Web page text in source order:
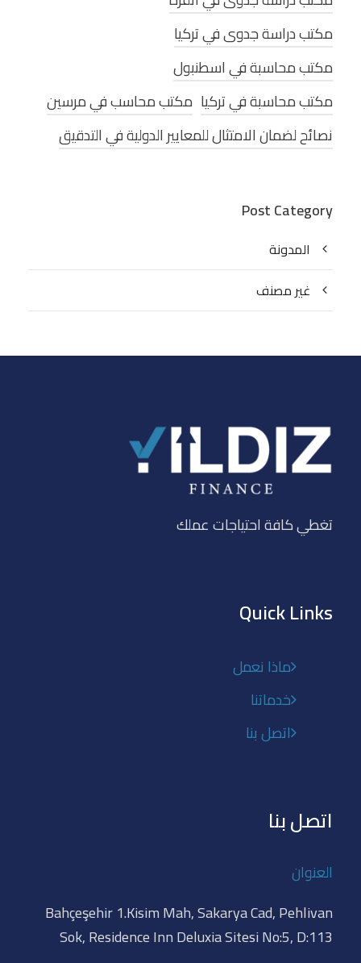
مكتب دراسة جدوى في تركيا
مكتب محاسبة في اسطنبول
مكتب محاسبة في تركيا مكتب محاسب في مرسين
نصائح لضمان الامتثال للمعايير الدولية في التدقيق
Post Category
المدونة
غير مصنف
تغطي كافة احتياجات عملك
Quick Links
ماذا نعمل
خدماتنا
اتصل بنا
اتصل بنا
العنوان
Bahçeşehir 1.Kisim Mah, Sakarya Cad, Pehlivan
Sok, Residence Inn Deluxia Sitesi No:5, D:113